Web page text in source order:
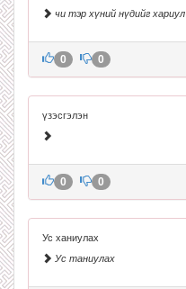
чи тэр хүний нүдийг хариул
0 0
үзэсгэлэн
0 0
Ус ханиулах
Ус таниулах